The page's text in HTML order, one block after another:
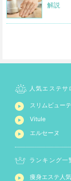
解説
人気エステサ
スリムビュー
Vitule
エルセーヌ
ランキング一
痩身エステ人